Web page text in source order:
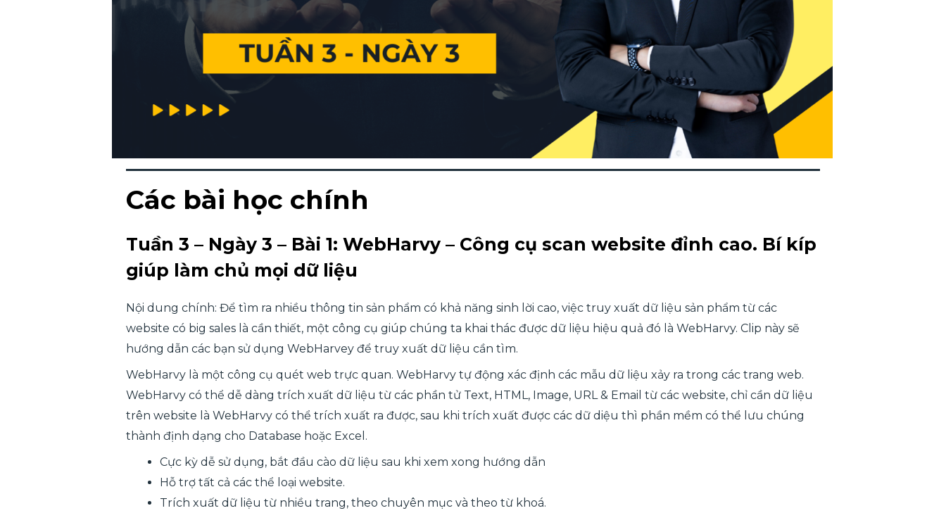
Các bài học chính
Tuần 3 – Ngày 3 – Bài 1: WebHarvy – Công cụ scan website đỉnh cao. Bí kíp
giúp làm chủ mọi dữ liệu
Nội dung chính: Để tìm ra nhiều thông tin sản phẩm có khả năng sinh lời cao, việc truy xuất dữ liệu sản phẩm từ các
website có big sales là cần thiết, một công cụ giúp chúng ta khai thác được dữ liệu hiệu quả đó là WebHarvy. Clip này sẽ
hướng dẫn các bạn sử dụng WebHarvey để truy xuất dữ liệu cần tìm.
WebHarvy là một công cụ quét web trực quan. WebHarvy tự động xác định các mẫu dữ liệu xảy ra trong các trang web.
WebHarvy có thể dễ dàng trích xuất dữ liệu từ các phần tử Text, HTML, Image, URL & Email từ các website, chỉ cần dữ liệu
trên website là WebHarvy có thể trích xuất ra được, sau khi trích xuất được các dữ diệu thì phần mềm có thể lưu chúng
thành định dạng cho Database hoặc Excel.
Cực kỳ dễ sử dụng, bắt đầu cào dữ liệu sau khi xem xong hướng dẫn
Hỗ trợ tất cả các thể loại website.
Trích xuất dữ liệu từ nhiều trang, theo chuyên mục và theo từ khoá.